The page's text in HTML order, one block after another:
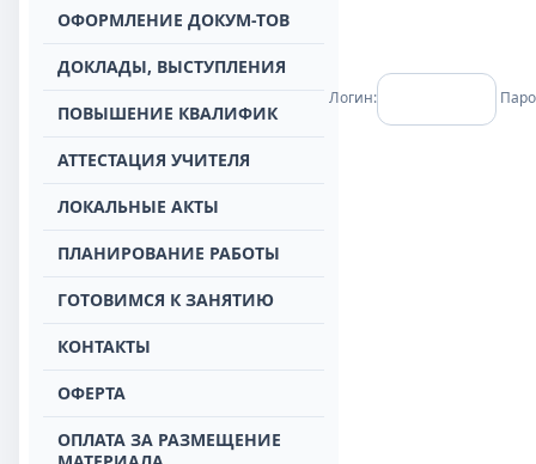
ОФОРМЛЕНИЕ ДОКУМ-ТОВ
ДОКЛАДЫ, ВЫСТУПЛЕНИЯ
ПОВЫШЕНИЕ КВАЛИФИК
АТТЕСТАЦИЯ УЧИТЕЛЯ
ЛОКАЛЬНЫЕ АКТЫ
ПЛАНИРОВАНИЕ РАБОТЫ
ГОТОВИМСЯ К ЗАНЯТИЮ
КОНТАКТЫ
ОФЕРТА
ОПЛАТА ЗА РАЗМЕЩЕНИЕ
Логин: